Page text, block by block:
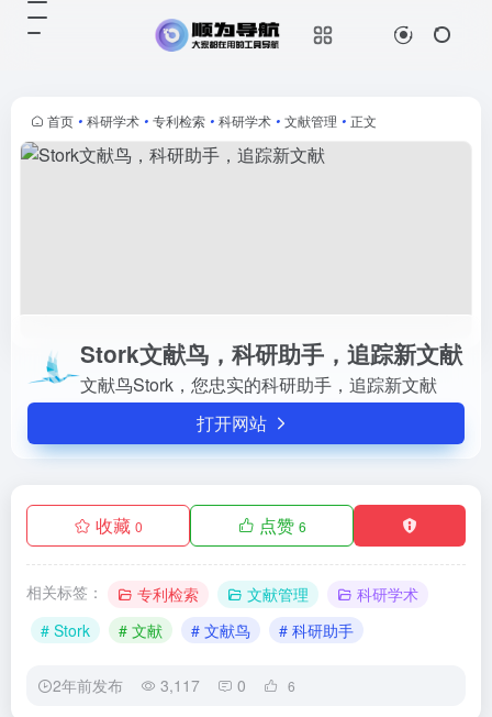
首页 • 科研学术 • 专利检索 • 科研学术 • 文献管理 • 正文
Stork文献鸟，科研助手，追踪新文献
文献鸟Stork，您忠实的科研助手，追踪新文献
打开网站
收藏 0 点赞 6
相关标签： 专利检索 文献管理
科研学术
# Stork
# 文献 # 文献鸟 # 科研助手
2年前发布 3,117 0 6